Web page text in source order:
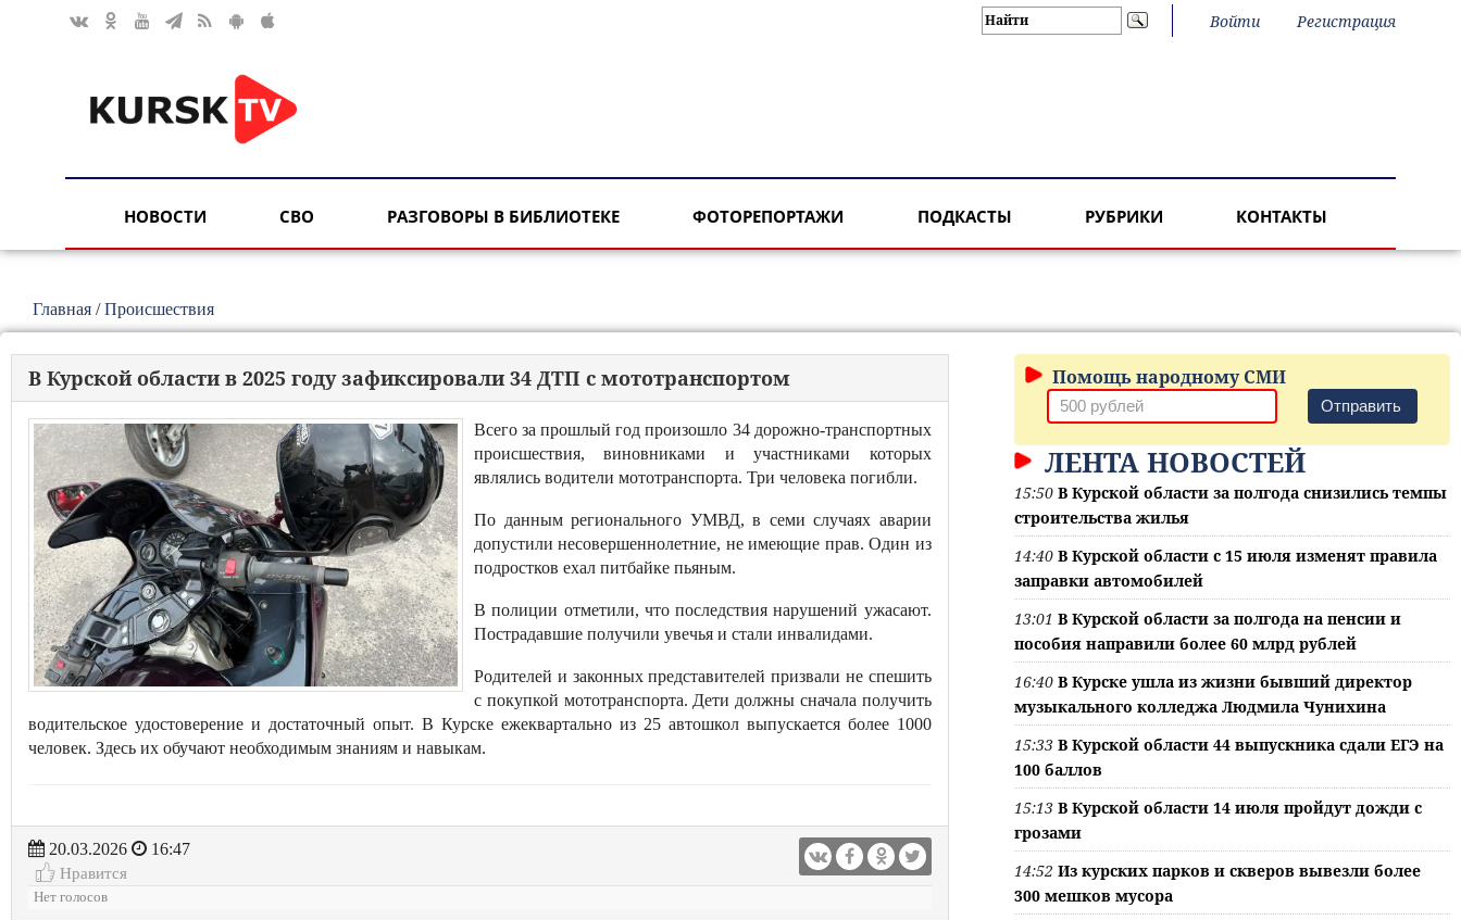
Войти Регистрация
НОВОСТИ СВО РАЗГОВОРЫ В БИБЛИОТЕКЕ ФОТОРЕПОРТАЖИ ПОДКАСТЫ РУБРИКИ КОНТАКТЫ
Главная /Происшествия
В Курской области в 2025 году зафиксировали 34 ДТП с мототранспортом
Всего за прошлый год произошло 34 дорожно-транспортных
происшествия, виновниками и участниками которых
являлись водители мототранспорта. Три человека погибли.
По данным регионального УМВД, в семи случаях аварии
допустили несовершеннолетние, не имеющие прав. Один из
подростков ехал питбайке пьяным.
В полиции отметили, что последствия нарушений ужасают.
Пострадавшие получили увечья и стали инвалидами.
Родителей и законных представителей призвали не спешить
с покупкой мототранспорта. Дети должны сначала получить
водительское удостоверение и достаточный опыт. В Курске ежеквартально из 25 автошкол выпускается более 1000
человек. Здесь их обучают необходимым знаниям и навыкам.
20.03.2026
16:47
Нравится
Нет голосов
Помощь народному СМИ
Отправить
ЛЕНТА НОВОСТЕЙ
15:50 В Курской области за полгода снизились темпы
строительства жилья
14:40 В Курской области с 15 июля изменят правила
заправки автомобилей
13:01 В Курской области за полгода на пенсии и
пособия направили более 60 млрд рублей
16:40 В Курске ушла из жизни бывший директор
музыкального колледжа Людмила Чунихина
15:33 В Курской области 44 выпускника сдали ЕГЭ на
100 баллов
15:13 В Курской области 14 июля пройдут дожди с
грозами
14:52 Из курских парков и скверов вывезли более
300 мешков мусора